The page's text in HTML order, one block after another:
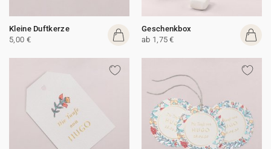
Kleine Duftkerze
5,00 €
Geschenkbox
ab 1,75 €